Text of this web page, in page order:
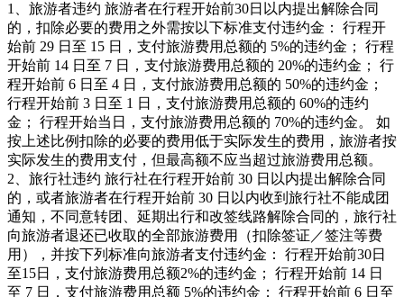
1、旅游者违约 旅游者在行程开始前30日以内提出解除合同
的，扣除必要的费用之外需按以下标准支付违约金： 行程开
始前 29 日至 15 日，支付旅游费用总额的 5%的违约金； 行程
开始前 14 日至 7 日，支付旅游费用总额的 20%的违约金； 行
程开始前 6 日至 4 日，支付旅游费用总额的 50%的违约金；
行程开始前 3 日至 1 日，支付旅游费用总额的 60%的违约
金； 行程开始当日，支付旅游费用总额的 70%的违约金。 如
按上述比例扣除的必要的费用低于实际发生的费用，旅游者按
实际发生的费用支付，但最高额不应当超过旅游费用总额。
2、旅行社违约 旅行社在行程开始前 30 日以内提出解除合同
的，或者旅游者在行程开始前 30 日以内收到旅行社不能成团
通知，不同意转团、延期出行和改签线路解除合同的，旅行社
向旅游者退还已收取的全部旅游费用（扣除签证／签注等费
用），并按下列标准向旅游者支付违约金： 行程开始前30日
至15日，支付旅游费用总额2%的违约金； 行程开始前 14 日
至 7 日，支付旅游费用总额 5%的违约金； 行程开始前 6 日至